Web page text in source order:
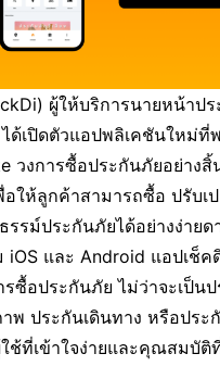
ผู้ให้บริการนายหน้าป
ด้เปิดตัวแอปพลิเคชันใหม่ที่
วงการซื้อประกันภัยอย่างสิ้
ให้ลูกค้าสามารถซื้อ ปรับเ
รรม์ประกันภัยได้อย่างง่ายด
iOS และ Android แอปเช็
รซื้อประกันภัย ไม่ว่าจะเป็น
พ ประกันเดินทาง หรือประ
ช้ที่เข้าใจง่ายและคุณสมบัติ